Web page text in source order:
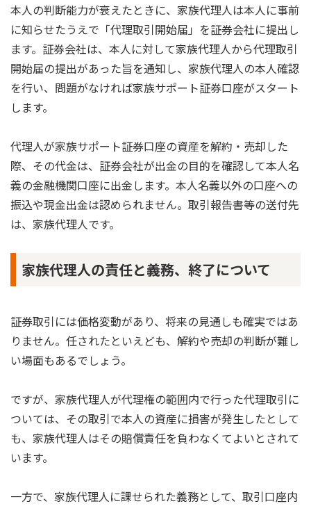
本人の判断能力が衰えたときに、家族代理人は本人に事前
に知らせたうえで「代理取引開始届」を証券会社に提出し
ます。証券会社は、本人に対して家族代理人から代理取引
開始届の提出があった旨を通知し、家族代理人の本人確認
を行い、問題がなければ家族サポート証券口座がスタート
します。
代理人が家族サポート証券口座の資産を解約・売却した
際、その代金は、証券会社が出金の目的を確認して本人名
義の金融機関口座に出金します。本人名義以外の口座への
振込や現金出金は認められません。取引報告書等の送付先
は、家族代理人です。
家族代理人の責任と義務、終了について
証券取引には価格変動があり、将来の見通しも確実ではあ
りません。任されたといえども、解約や売却の判断が難し
い場面もあるでしょう。
ですが、家族代理人が代理権の範囲内で行った代理取引に
ついては、その取引で本人の資産に損害が発生したとして
も、家族代理人はその賠償責任を負わなくてよいとされて
います。
一方で、家族代理人に課せられた義務として、取引口座内